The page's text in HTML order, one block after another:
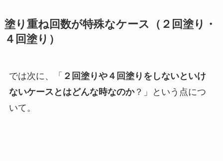
塗り重ね回数が特殊なケース（２回塗り・
４回塗り）
では次に、「 ２回塗りや４回塗りをしないといけ
ないケースとはどんな時なのか？」という点につ
いて。